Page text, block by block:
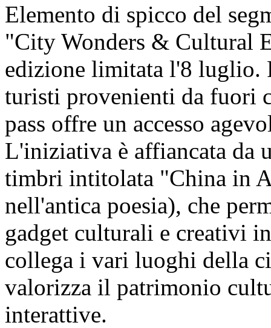
Elemento di spicco del
"City Wonders & Cultural
edizione limitata l'8 luglio.
turisti provenienti da fuori
pass offre un accesso
L'iniziativa è affiancata da
timbri intitolata "China in
nell'antica poesia), che
gadget culturali e creativi
collega i vari luoghi della
valorizza il patrimonio
interattive.